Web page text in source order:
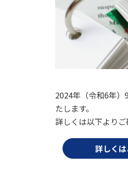
2024年（令和6年
たします。
詳しくは以下よりご
詳しく